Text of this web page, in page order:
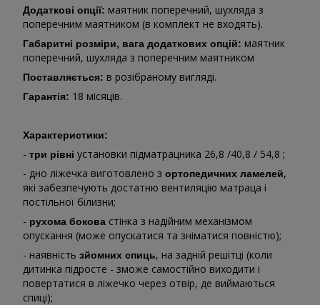
Додаткові опції: маятник поперечний, шухляда з
поперечним маятником (в комплект не входять).
Габаритні розміри, вага додаткових опцій: маятник
поперечний, шухляда з поперечним маятником
Поставляється: в розібраному вигляді.
Гарантія: 18 місяців.
Характеристики:
- три рівні установки підматрацника 26,8 /40,8 / 54,8 ;
- дно ліжечка виготовлено з ортопедичних ламелей,
які забезпечують достатню вентиляцію матраца і
постільної білизни;
- рухома бокова стінка з надійним механізмом
опускання (може опускатися та зніматися повністю);
- наявність зйомних спиць, на задній решітці (коли
дитинка підросте - зможе самостійно виходити і
повертатися в ліжечко через отвір, де виймаються
спиці);